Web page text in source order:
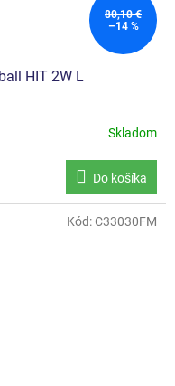
80,10 €
–14 %
HIT 2W L
Skladom
Do košíka
Kód:C33030FM